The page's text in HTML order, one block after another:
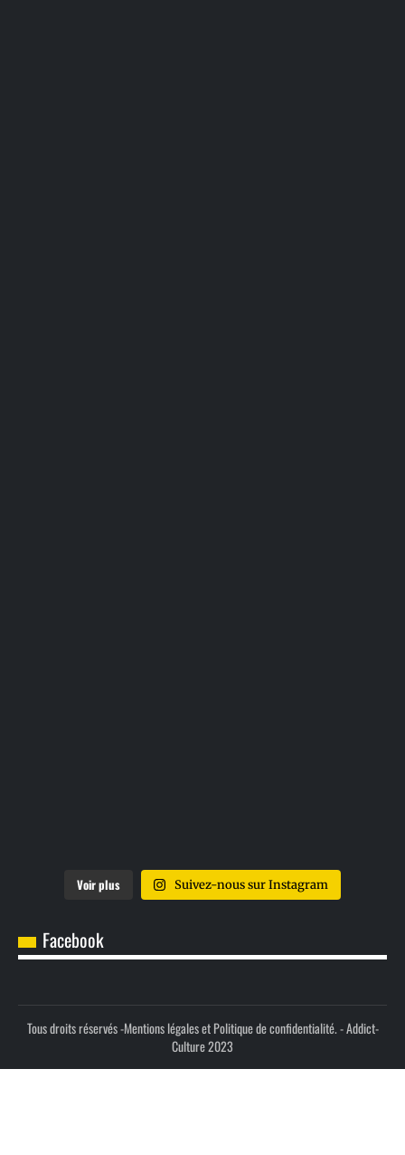
Voir plus Suivez-nous sur Instagram
Facebook
Tous droits réservés -Mentions légales et Politique de confidentialité.- Addict-
Culture 2023